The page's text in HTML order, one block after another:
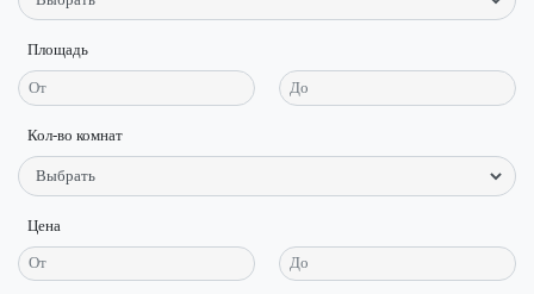
Площадь
Кол-во комнат
Цена